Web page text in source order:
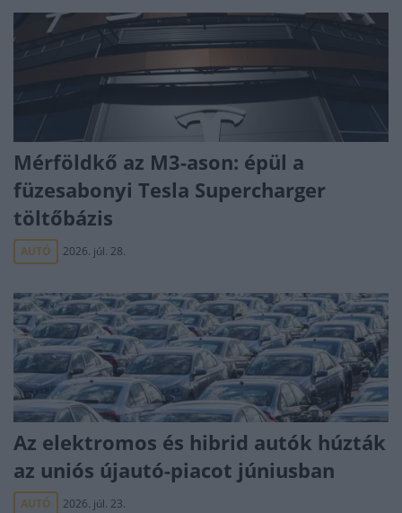
Mérföldkő az M3-ason: épül a
füzesabonyi Tesla Supercharger
töltőbázis
AUTÓ 2026. júl. 28.
Az elektromos és hibrid autók húzták
az uniós újautó-piacot júniusban
AUTÓ 2026. júl. 23.